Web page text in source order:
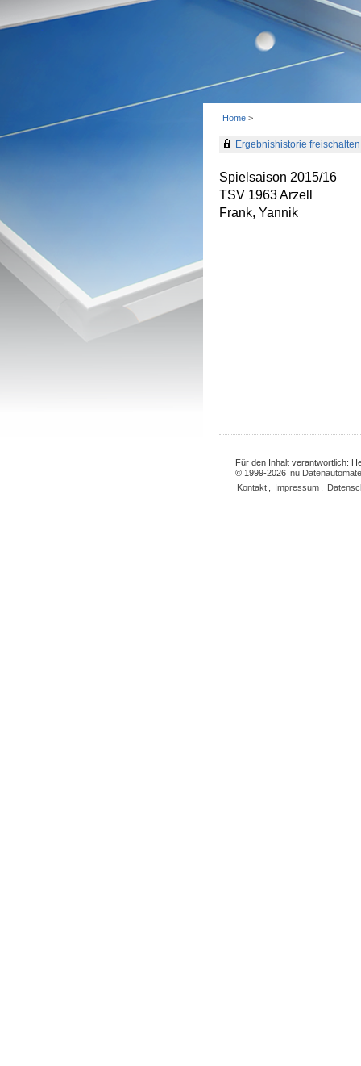
Home >
Ergebnishistorie freischalten
Spielsaison 2015/16
TSV 1963 Arzell
Frank, Yannik
Für den Inhalt verantwortlich:
© 1999-2026 nu
Kontakt
Impressum